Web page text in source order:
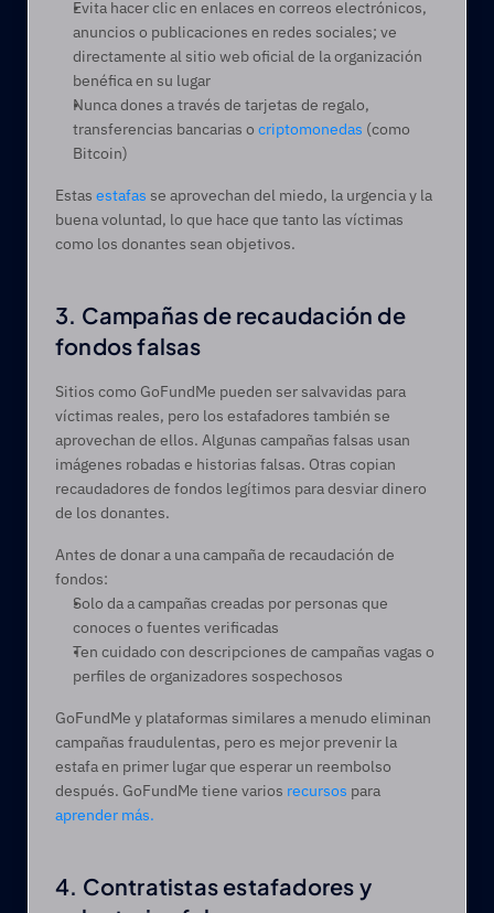
Evita hacer clic en enlaces en correos electrónicos,
anuncios o publicaciones en redes sociales; ve
directamente al sitio web oficial de la organización
benéfica en su lugar
Nunca dones a través de tarjetas de regalo,
transferencias bancarias o criptomonedas (como
Bitcoin)
Estas estafas se aprovechan del miedo, la urgencia y la
buena voluntad, lo que hace que tanto las víctimas
como los donantes sean objetivos.
3. Campañas de recaudación de
fondos falsas
Sitios como GoFundMe pueden ser salvavidas para
víctimas reales, pero los estafadores también se
aprovechan de ellos. Algunas campañas falsas usan
imágenes robadas e historias falsas. Otras copian
recaudadores de fondos legítimos para desviar dinero
de los donantes.
Antes de donar a una campaña de recaudación de
fondos:
Solo da a campañas creadas por personas que
conoces o fuentes verificadas
Ten cuidado con descripciones de campañas vagas o
perfiles de organizadores sospechosos
GoFundMe y plataformas similares a menudo eliminan
campañas fraudulentas, pero es mejor prevenir la
estafa en primer lugar que esperar un reembolso
después. GoFundMe tiene varios recursos
aprender más.
4. Contratistas estafadores y